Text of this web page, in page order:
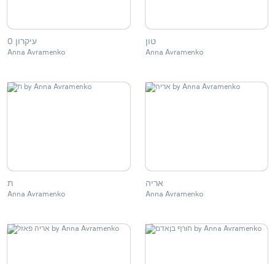
עיקרון 0
Anna Avramenko
טון
Anna Avramenko
ת
Anna Avramenko
אריה
Anna Avramenko